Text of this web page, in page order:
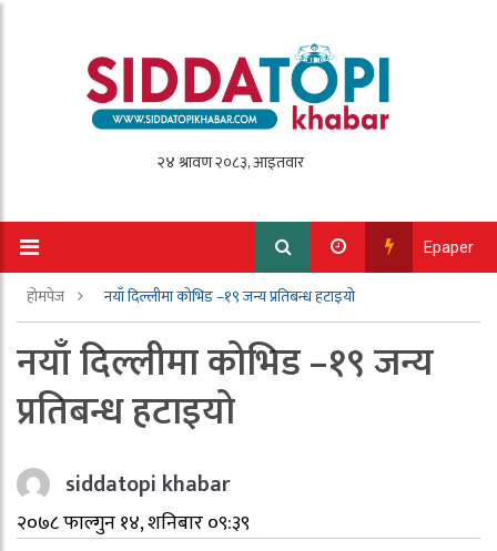
Epaper
होमपेज नयाँ दिल्लीमा कोभिड –१९ जन्य प्रतिबन्ध हटाइयो
नयाँ दिल्लीमा कोभिड –१९ जन्य
प्रतिबन्ध हटाइयो
siddatopi khabar
२०७८ फाल्गुन १४, शनिबार ०९:३९